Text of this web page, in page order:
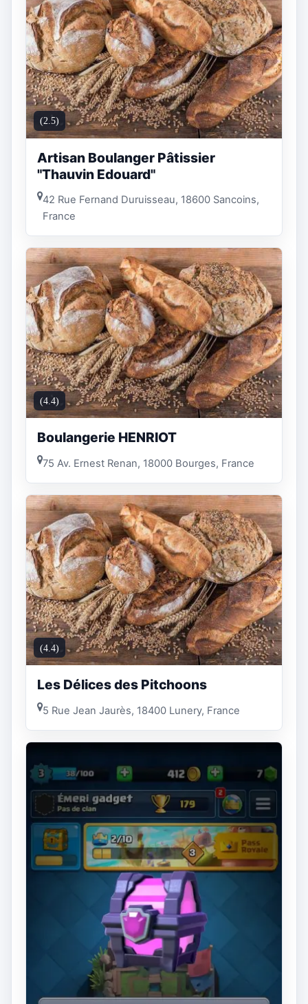
(2.5)
Artisan Boulanger Pâtissier
"Thauvin Edouard"
42 Rue Fernand Duruisseau, 18600 Sancoins,
France
(4.4)
Boulangerie HENRIOT
75 Av. Ernest Renan, 18000 Bourges, France
(4.4)
Les Délices des Pitchoons
5 Rue Jean Jaurès, 18400 Lunery, France